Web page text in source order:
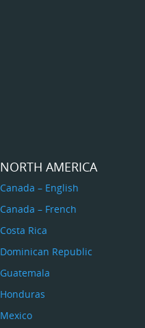
NORTH AMERICA
Canada – English
Canada – French
Costa Rica
Dominican Republic
Guatemala
Honduras
Mexico